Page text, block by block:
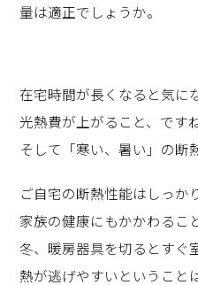
量は適正でしょうか。
在宅時間が長くなると気に
光熱費が上がること、ですね
そして「寒い、暑い」の断
ご自宅の断熱性能はしっか
家族の健康にもかかわるこ
冬、暖房器具を切るとすぐ
熱が逃げやすいということ